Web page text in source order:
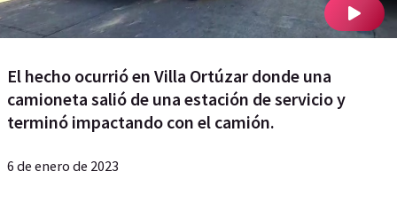
El hecho ocurrió en Villa Ortúzar donde una
camioneta salió de una estación de servicio y
terminó impactando con el camión.
6 de enero de 2023